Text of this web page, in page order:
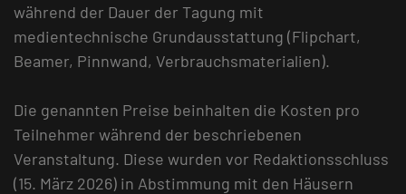
während der Dauer der Tagung mit
medientechnische Grundausstattung (Flipchart,
Beamer, Pinnwand, Verbrauchsmaterialien).
Die genannten Preise beinhalten die Kosten pro
Teilnehmer während der beschriebenen
Veranstaltung. Diese wurden vor Redaktionsschluss
(15. März 2026) in Abstimmung mit den Häusern